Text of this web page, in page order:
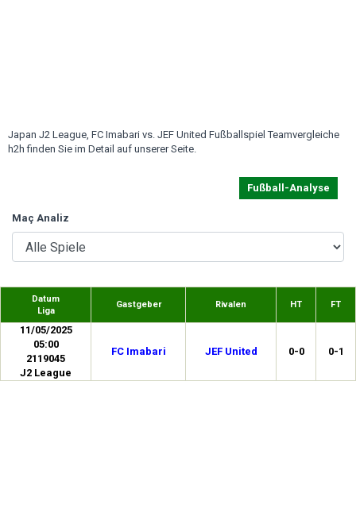
Japan J2 League, FC Imabari vs. JEF United Fußballspiel Teamvergleiche
h2h finden Sie im Detail auf unserer Seite.
Fußball-Analyse
Maç Analiz
Datum
Liga
Gastgeber Rivalen HT FT
11/05/2025
05:00
2119045
J2 League
FC Imabari JEF United 0-0 0-1